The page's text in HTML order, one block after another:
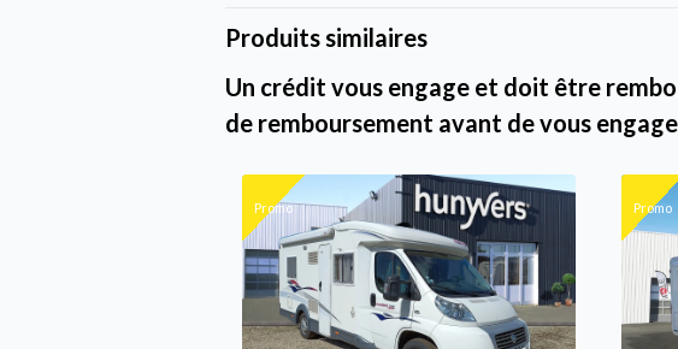
Produits similaires
Un crédit vous engage et doit être
de remboursement avant de vous
Promo Promo